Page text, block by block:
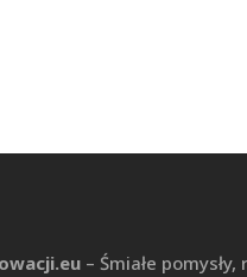
– Śmiałe pomysły,